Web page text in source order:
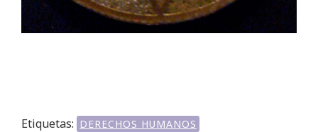
Etiquetas: DERECHOS HUMANOS